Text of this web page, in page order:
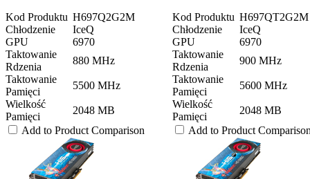
Kod Produktu H697Q2G2M
Chłodzenie
IceQ
GPU
6970
Taktowanie
Rdzenia
880 MHz
Taktowanie
Pamięci
5500 MHz
Wielkość
Pamięci
2048 MB
Add to Product Comparison
Kod Produktu H697QT2G2M
Chłodzenie
IceQ
GPU
6970
Taktowanie
Rdzenia
900 MHz
Taktowanie
Pamięci
5600 MHz
Wielkość
Pamięci
2048 MB
Add to Product